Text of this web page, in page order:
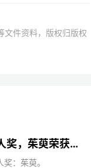
文件资料，版权归版权
2025北京文艺网诗人奖：98岁诗人向明荣获特别奖，陈东东荣获诗人奖，茱萸荣获年度诗人奖！
：茱萸。